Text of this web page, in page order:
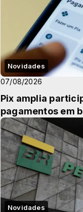
Novidades
07/08/2026
Pix amplia
pagamentos em
Novidades